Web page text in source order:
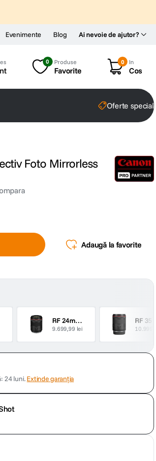
Ai nevoie de ajutor?
Evenimente Blog
0 Produse
Favorite
0 In
Cos
Oferte
Foto Mirrorless
Adaugă la favorite
RF 24mm F1.4 L VCM
9.699,99 lei
24 luni.Extinde garanția